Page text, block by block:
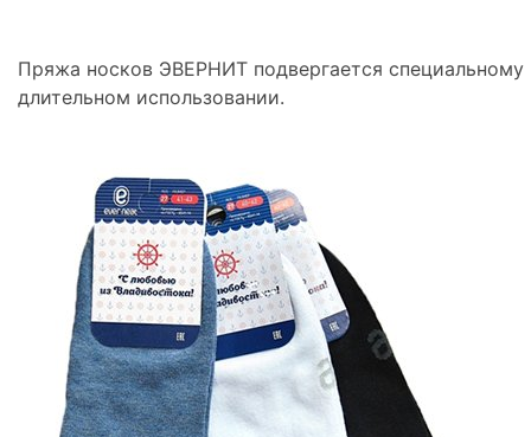
Пряжа носков ЭВЕРНИТ подвергается специальному
длительном использовании.